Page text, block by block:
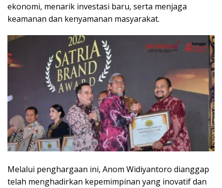
ekonomi, menarik investasi baru, serta menjaga
keamanan dan kenyamanan masyarakat.
Melalui penghargaan ini, Anom Widiyantoro dianggap
telah menghadirkan kepemimpinan yang inovatif dan